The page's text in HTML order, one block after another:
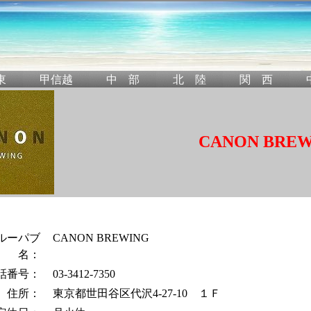
CANON
ーパブ
名：
CANON BREWING
番号：
03-3412-7350
住所：
東京都世田谷区代沢4-27-10 １Ｆ